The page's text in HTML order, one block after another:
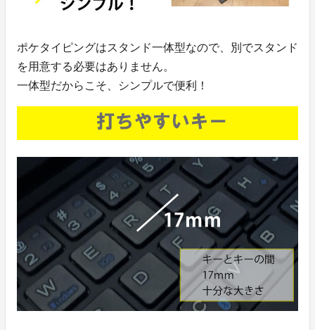
ポケタイピングはスタンド一体型なので、別でスタンド
を用意する必要はありません。
一体型だからこそ、シンプルで便利！